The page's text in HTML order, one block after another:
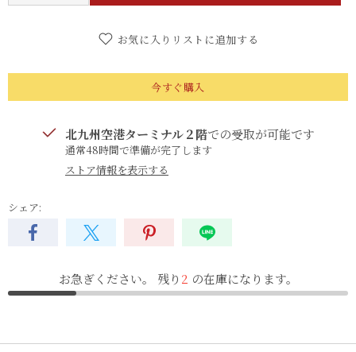
お気に入りリストに追加する
今すぐ購入
北九州空港ターミナル２階での受取が可能です
通常48時間で準備が完了します
ストア情報を表示する
シェア:
お急ぎください。​ 残り 2 の​在庫に​なります。